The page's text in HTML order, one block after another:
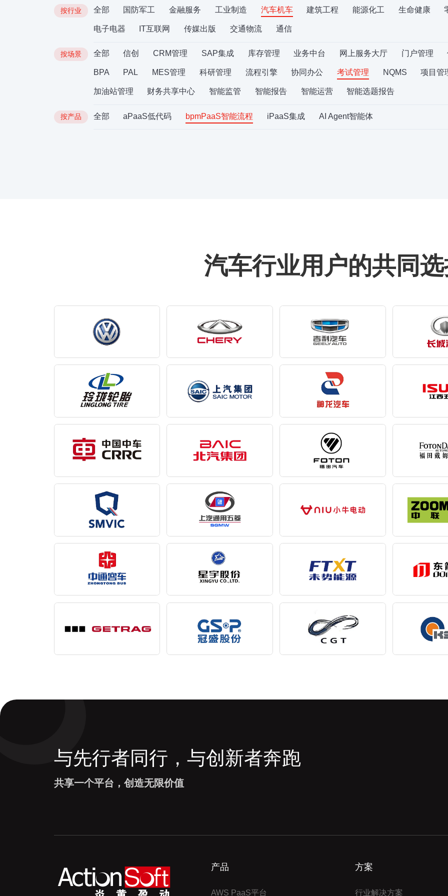
按行业 全部 国防军工 金融服务 工业制造 汽车机车 建筑工程 能源化工 生命健康
电子电器 IT互联网 传媒出版 交通物流 通信
按场景 全部 信创 CRM管理 SAP集成 库存管理 业务中台 网上服务大厅 门户管理
BPA PAL MES管理 科研管理 流程引擎 协同办公 考试管理 NQMS 项目管
加油站管理 财务共享中心 智能监管 智能报告 智能运营 智能选题报告
按产品 全部 aPaaS低代码 bpmPaaS智能流程 iPaaS集成 AI Agent智能体
汽车行业用户的共同
与先行者同行，与创新者奔跑
共享一个平台，创造无限价值
产品
AWS PaaS平台
方案
行业解决方案